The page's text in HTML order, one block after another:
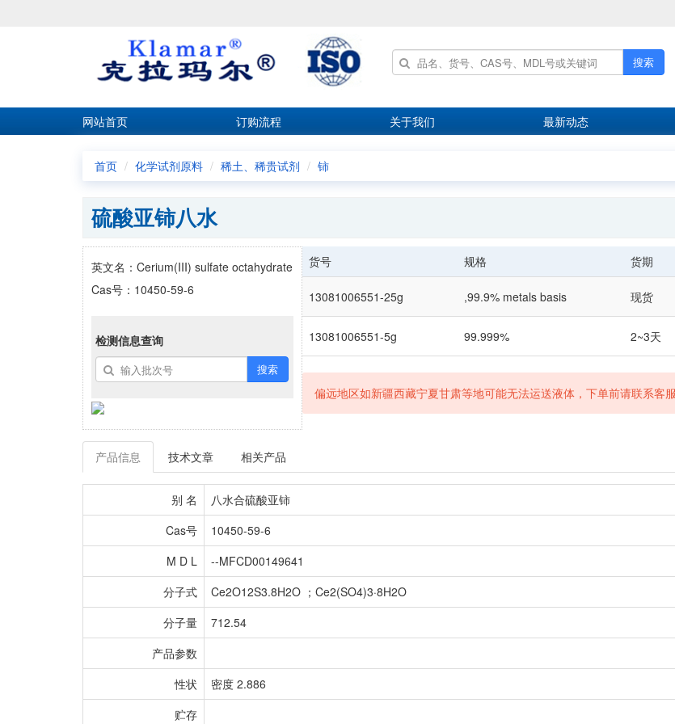
搜索
网站首页 订购流程 关于我们 最新动态
首页 化学试剂原料 稀土、稀贵试剂 铈
硫酸亚铈八水
英文名：Cerium(III) sulfate octahydrate
Cas号：10450-59-6
检测信息查询
搜索
货号 规格 货期
13081006551-25g ,99.9% metals basis 现货
13081006551-5g 99.999% 2~3天
偏远地区如新疆西藏宁夏甘肃等地可能无法运送液体，下单前请联系客服
产品信息 技术文章 相关产品
别 名
八水合硫酸亚铈
Cas号
10450-59-6
M D L
--MFCD00149641
分子式
Ce2O12S3.8H2O ；Ce2(SO4)3·8H2O
分子量
712.54
产品参数
性状
密度 2.886
贮存